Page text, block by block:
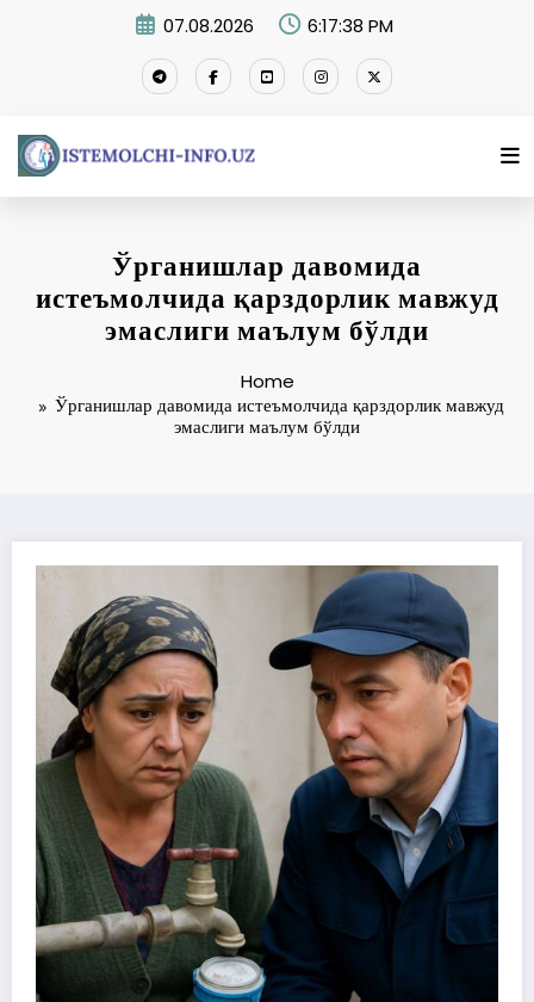
07.08.2026 6:17:39 PM
Ўрганишлар давомида
истеъмолчида қарздорлик мавжуд
эмаслиги маълум бўлди
Home
Ўрганишлар давомида истеъмолчида қарздорлик мавжуд
эмаслиги маълум бўлди